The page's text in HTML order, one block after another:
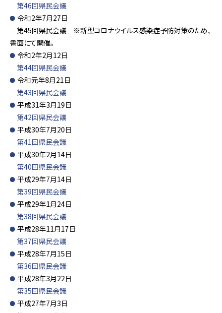
第46回県民会議
令和2年7月27日
第45回県民会議 ※新型コロナウイルス感染症予防対策のため、
書面にて開催。
令和2年2月12日
第44回県民会議
令和元年8月21日
第43回県民会議
平成31年3月19日
第42回県民会議
平成30年7月20日
第41回県民会議
平成30年2月14日
第40回県民会議
平成29年7月14日
第39回県民会議
平成29年1月24日
第38回県民会議
平成28年11月17日
第37回県民会議
平成28年7月15日
第36回県民会議
平成28年3月22日
第35回県民会議
平成27年7月3日